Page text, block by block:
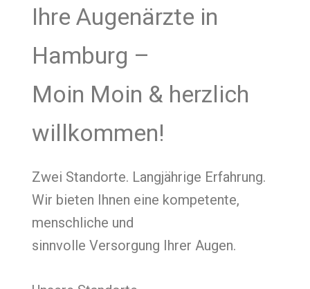
Ihre Augenärzte in
Hamburg –
Moin Moin & herzlich
willkommen!
Zwei Standorte. Langjährige Erfahrung.
Wir bieten Ihnen eine kompetente,
menschliche und
sinnvolle Versorgung Ihrer Augen.